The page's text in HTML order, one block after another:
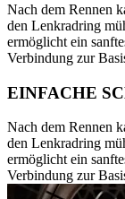
Nach dem Rennen
den Lenkradring
ermöglicht ein
Verbindung zur
EINFACHE
Nach dem Rennen
den Lenkradring
ermöglicht ein
Verbindung zur